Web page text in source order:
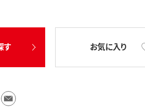
す お気に入り